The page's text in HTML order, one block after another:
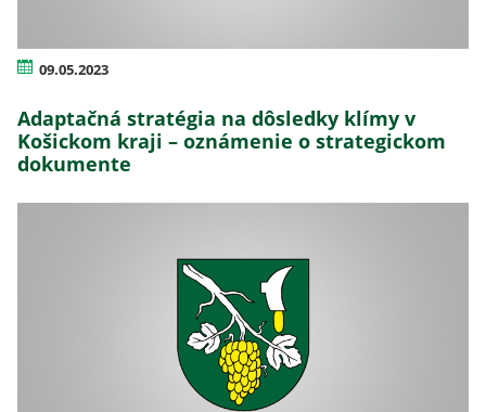
09.05.2023
Adaptačná stratégia na dôsledky klímy v
Košickom kraji – oznámenie o strategickom
dokumente